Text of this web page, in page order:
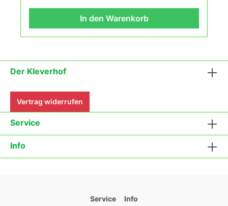
In den Warenkorb
Der Kleverhof
Vertrag widerrufen
Service
Info
Service Info